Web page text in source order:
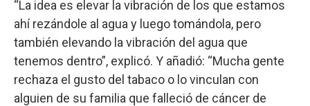
“La idea es elevar la vibración de los que estamos
ahí rezándole al agua y luego tomándola, pero
también elevando la vibración del agua que
tenemos dentro”, explicó. Y añadió: “Mucha gente
rechaza el gusto del tabaco o lo vinculan con
alguien de su familia que falleció de cáncer de